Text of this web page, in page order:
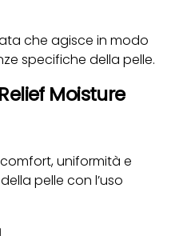
che agisce in modo
specifiche della pelle.
Moisture
uniformità e
pelle con l’uso